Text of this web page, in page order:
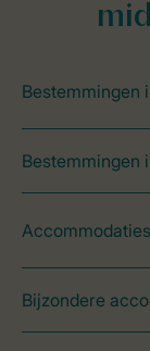
Bestemmingen
Bestemmingen
Accommodaties
Bijzondere